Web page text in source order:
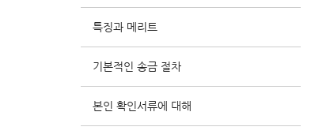
특징과 메리트
기본적인 송금 절차
본인 확인서류에 대해